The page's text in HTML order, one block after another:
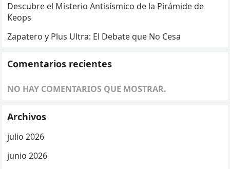
Descubre el Misterio Antisísmico de la Pirámide de
Keops
Zapatero y Plus Ultra: El Debate que No Cesa
Comentarios recientes
NO HAY COMENTARIOS QUE MOSTRAR.
Archivos
julio 2026
junio 2026